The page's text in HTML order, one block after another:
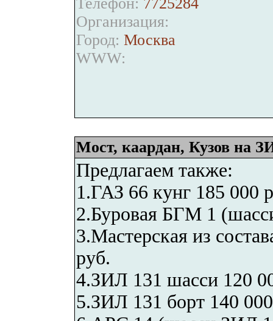
Организация:
Город: Москва
WWW:
Мост, каардан, Кузов на
Предлагаем также:
1.ГАЗ 66 кунг 185 000
2.Буровая БГМ 1
3.Мастерская из
руб.
4.ЗИЛ 131 шасси 120
5.ЗИЛ 131 борт 140